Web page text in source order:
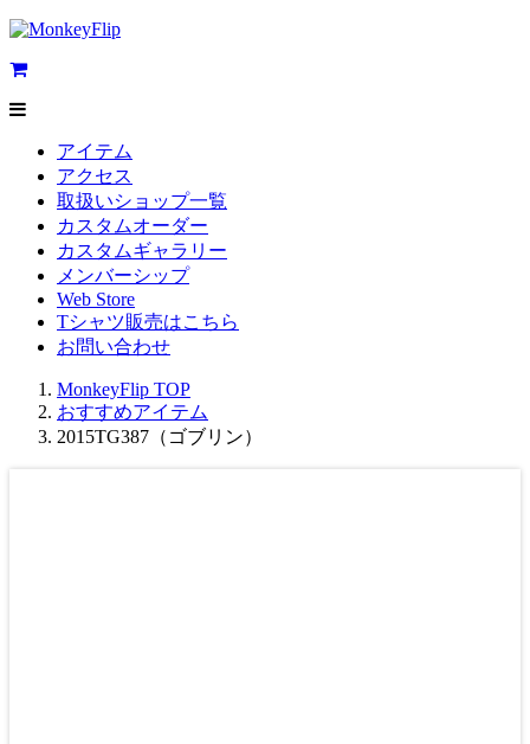
アイテム
アクセス
取扱いショップ一覧
カスタムオーダー
カスタムギャラリー
メンバーシップ
Web Store
Tシャツ販売はこちら
お問い合わせ
MonkeyFlip TOP
おすすめアイテム
2015TG387（ゴブリン）